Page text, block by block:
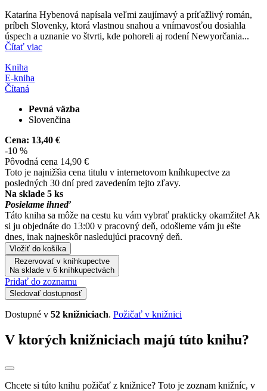
Katarína Hybenová napísala veľmi zaujímavý a príťažlivý román,
príbeh Slovenky, ktorá vlastnou snahou a vnímavosťou dosiahla
úspech a uznanie vo štvrti, kde pohoreli aj rodení Newyorčania...
Čítať viac
Kniha
E-kniha
Čítaná
Pevná väzba
Slovenčina
Cena: 13,40 €
-10 %
Pôvodná cena 14,90 €
Toto je najnižšia cena titulu v internetovom kníhkupectve za
posledných 30 dní pred zavedením tejto zľavy.
Na sklade 5 ks
Posielame ihneď
Táto kniha sa môže na cestu ku vám vybrať prakticky okamžite! Ak
si ju objednáte do 13:00 v pracovný deň, odošleme vám ju ešte
dnes, inak najneskôr nasledujúci pracovný deň.
Vložiť do košíka
Rezervovať v kníhkupectve
Na sklade v 6 kníhkupectvách
Pridať do zoznamu
Sledovať dostupnosť
Dostupné v 52 knižniciach. Požičať v knižnici
V ktorých knižniciach majú túto knihu?
Chcete si túto knihu požičať z knižnice? Toto je zoznam knižníc, v